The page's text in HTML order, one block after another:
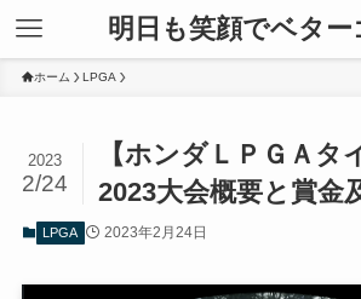
明日も笑顔でベター
ホーム LPGA
【ホンダＬＰＧＡタ
2023大会概要と賞金
2023
2/24
LPGA 2023年2月24日